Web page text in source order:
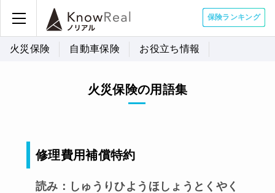
保険ランキング
火災保険 自動車保険 お役立ち情報
火災保険の用語集
修理費用補償特約
読み：しゅうりひようほしょうとくやく